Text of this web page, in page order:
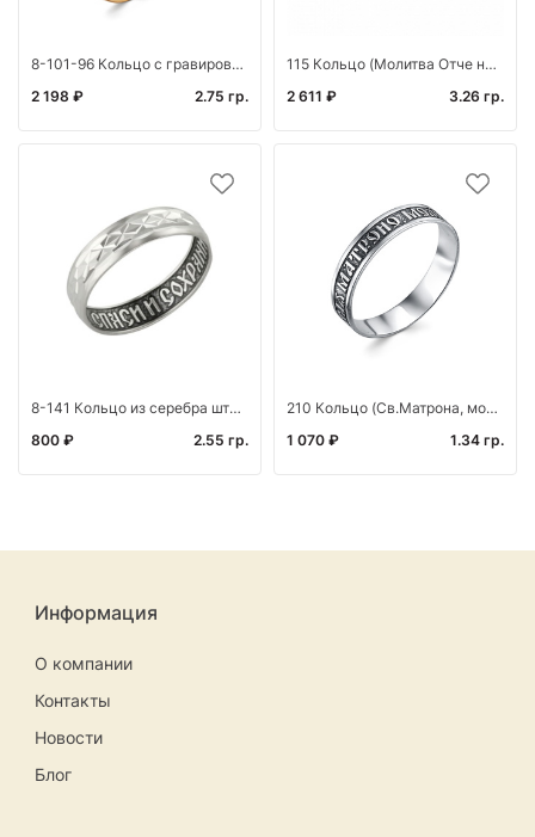
8-101-96 Кольцо с гравировкой из серебра штампованое
2 198 ₽
2.75 гр.
115 Кольцо (Молитва Отче наш)
2 611 ₽
3.26 гр.
8-141 Кольцо из серебра штамп с алмазной огранкой
800 ₽
2.55 гр.
210 Кольцо (Св.Матрона, моли Бога о нас) из серебр
1 070 ₽
1.34 гр.
Информация
О компании
Контакты
Новости
Блог